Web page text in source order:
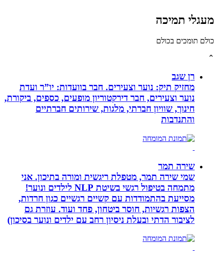
תמיכה
בכולם
רן שגב
מחזיק תיק: נוער וצעירים. חבר בוועדות: יו”ר ועדת
נוער וצעירים, חבר דירקטוריון מופעים, כספים, ביקורת,
חינוך, שוויון חברתי, מלגות, שירותים חברתיים
והתנדבות
שירה תמר
שמי שירה תמר, מטפלת ריגשית ומורה בתיכון. אני
מתמחה בטיפול רגשי בשיטת NLP לילדים ונוער!
מסייעת בהתמודדות עם קשיים רגשיים כגון חרדות,
הצפות רגשיות, חוסר ביטחון, פחד ועוד. עוזרת גם
לציבור הדתי ובעלת ניסיון רחב עם ילדים ונוער בסיכון)